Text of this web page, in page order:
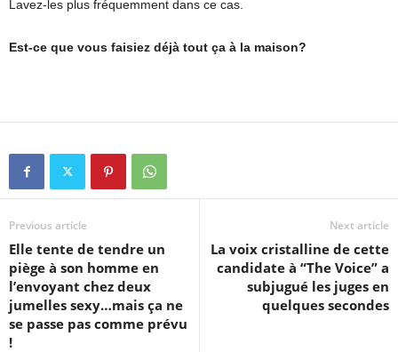
Lavez-les plus fréquemment dans ce cas.
Est-ce que vous faisiez déjà tout ça à la maison?
Previous article
Elle tente de tendre un
piège à son homme en
l’envoyant chez deux
jumelles sexy…mais ça ne
se passe pas comme prévu
!
Next article
La voix cristalline de cette
candidate à “The Voice” a
subjugué les juges en
quelques secondes